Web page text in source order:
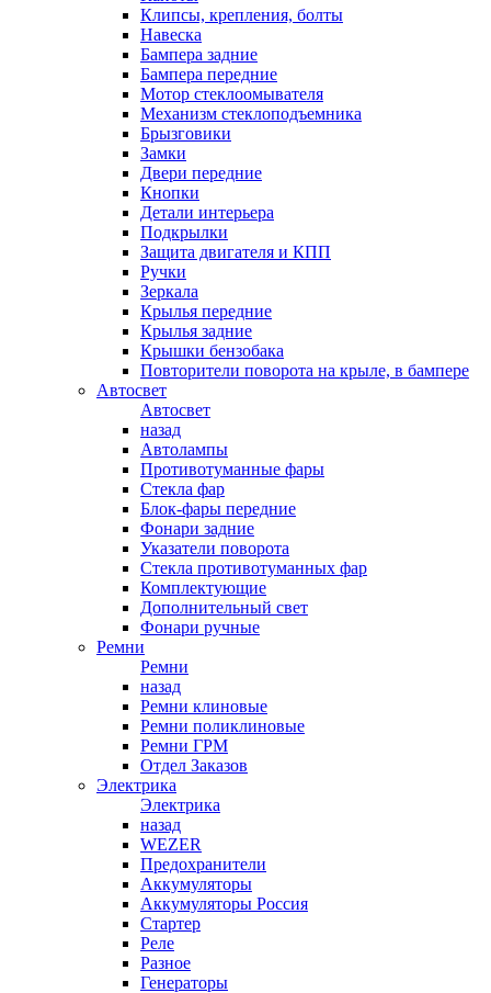
Клипсы, крепления, болты
Навеска
Бампера задние
Бампера передние
Мотор стеклоомывателя
Механизм стеклоподъемника
Брызговики
Замки
Двери передние
Кнопки
Детали интерьера
Подкрылки
Защита двигателя и КПП
Ручки
Зеркала
Крылья передние
Крылья задние
Крышки бензобака
Повторители поворота на крыле, в бампере
Автосвет
Автосвет
назад
Автолампы
Противотуманные фары
Стекла фар
Блок-фары передние
Фонари задние
Указатели поворота
Стекла противотуманных фар
Комплектующие
Дополнительный свет
Фонари ручные
Ремни
Ремни
назад
Ремни клиновые
Ремни поликлиновые
Ремни ГРМ
Отдел Заказов
Электрика
Электрика
назад
WEZER
Предохранители
Аккумуляторы
Аккумуляторы Россия
Стартер
Реле
Разное
Генераторы